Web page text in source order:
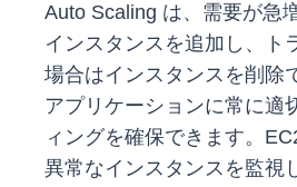
Auto Scaling は、需要が急
インスタンスを追加し、ト
場合はインスタンスを削除
アプリケーションに常に適
ィングを確保できます。
異常なインスタンスを監視